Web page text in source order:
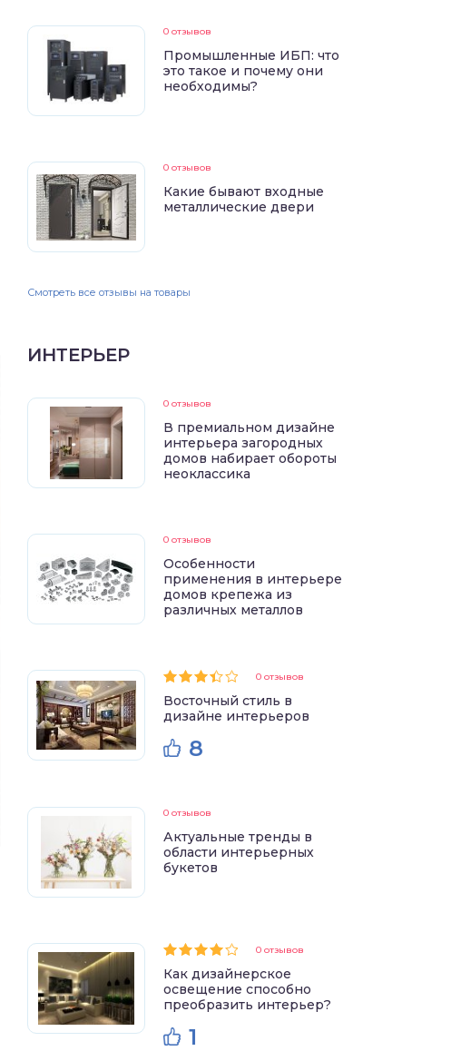
0 отзывов
Промышленные ИБП: что
это такое и почему они
необходимы?
0 отзывов
Какие бывают входные
металлические двери
Смотреть все отзывы на товары
ИНТЕРЬЕР
0 отзывов
В премиальном дизайне
интерьера загородных
домов набирает обороты
неоклассика
0 отзывов
Особенности
применения в интерьере
домов крепежа из
различных металлов
0 отзывов
Восточный стиль в
дизайне интерьеров
8
0 отзывов
Актуальные тренды в
области интерьерных
букетов
0 отзывов
Как дизайнерское
освещение способно
преобразить интерьер?
1